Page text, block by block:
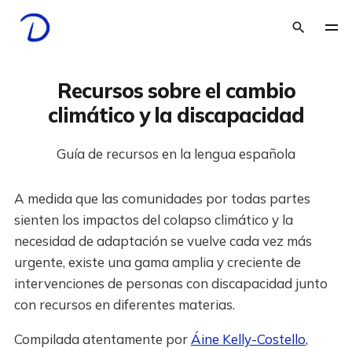
Recursos sobre el cambio
climático y la discapacidad
Guía de recursos en la lengua española
A medida que las comunidades por todas partes
sienten los impactos del colapso climático y la
necesidad de adaptación se vuelve cada vez más
urgente, existe una gama amplia y creciente de
intervenciones de personas con discapacidad junto
con recursos en diferentes materias.
Compilada atentamente por Áine Kelly-Costello,